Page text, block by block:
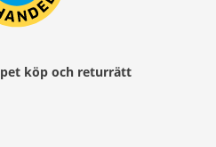
köp och returrätt